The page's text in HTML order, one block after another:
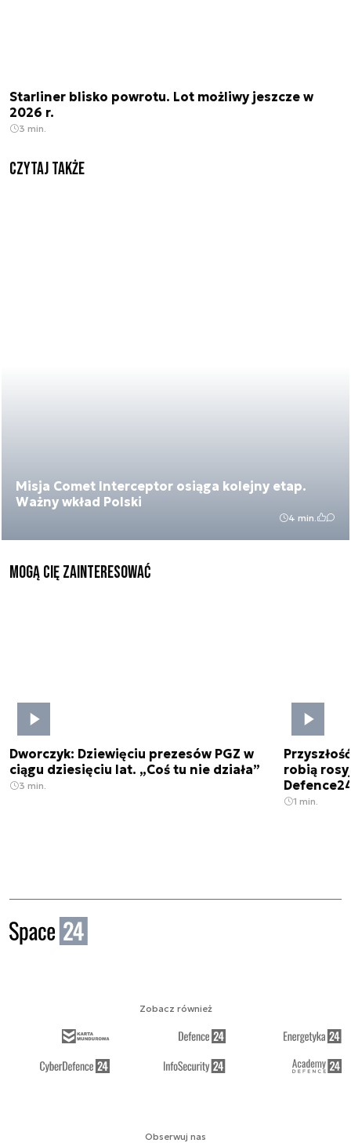
Starliner blisko powrotu. Lot możliwy jeszcze w
2026 r.
3 min.
Czytaj także
Misja Comet Interceptor osiąga kolejny etap.
Ważny wkład Polski
4 min.
Mogą Cię zainteresować
Dworczyk: Dziewięciu prezesów PGZ w
ciągu dziesięciu lat. „Coś tu nie działa”
3 min.
robią
1 min.
Obserwuj nas
Zobacz również